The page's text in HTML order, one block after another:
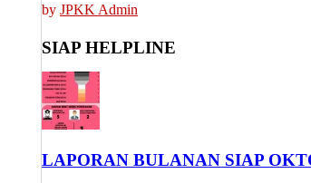
by JPKK Admin
SIAP HELPLINE
LAPORAN BULANAN SIAP